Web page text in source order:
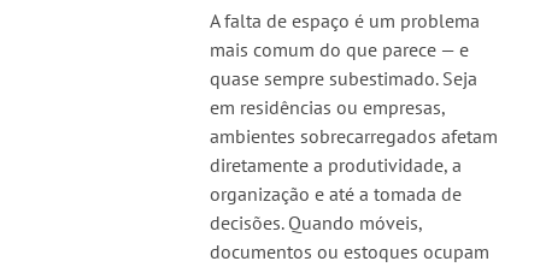
A falta de espaço é um problema
mais comum do que parece — e
quase sempre subestimado. Seja
em residências ou empresas,
ambientes sobrecarregados afetam
diretamente a produtividade, a
organização e até a tomada de
decisões. Quando móveis,
documentos ou estoques ocupam